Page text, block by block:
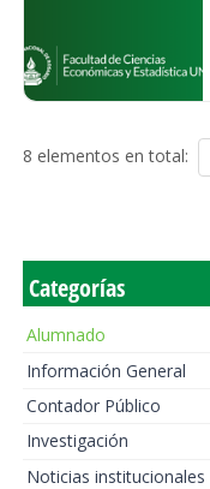
8 elementos en total:
Categorías
Alumnado
Información General
Contador Público
Investigación
Noticias institucionales